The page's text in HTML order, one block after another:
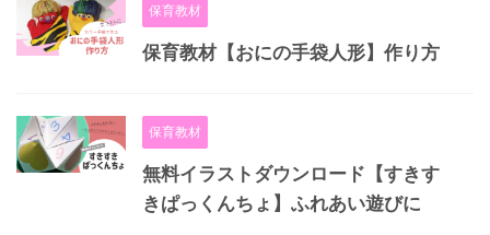
保育教材
保育教材【おにの手袋人形】作り方
保育教材
無料イラストダウンロード【すきす
きぱっくんちょ】ふれあい遊びに